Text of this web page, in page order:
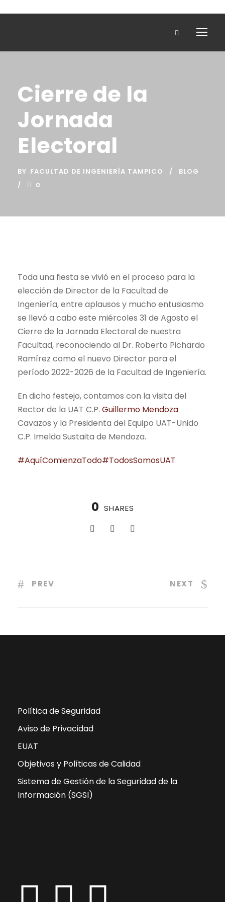
Cierre de la
Jornada
Electoral
BY FACULTAD DE INGENIERÍA TAMPICO
BLOG
0
Toda una fiesta se vivió en el proceso para la
elección de Director de la Facultad de
Ingeniería, entre aplausos y mucho entusiasmo
se llevó a cabo este miércoles 31 de Agosto el
Cierre de la Jornada Electoral de nuestra
Facultad, reconociendo al Dr. Roberto Pichardo
Ramírez como el nuevo Director para el
período 2022-2026 de la Facultad de Ingeniería.
En dicho festejo, contamos con la visita del
Rector de la UAT C.P. Guillermo Mendoza
Cavazos y la Presidenta del Equipo UAT-Unido
C.P. Imelda Sustaita de Mendoza.
#AquíComienzaTodo#TodosSomosUAT
0 SHARES
PREV NEXT
Política de Seguridad
Aviso de Privacidad
EUAT
Objetivos y Políticas de Calidad
Sistema de Gestión de la Seguridad de la
Información (SGSI)